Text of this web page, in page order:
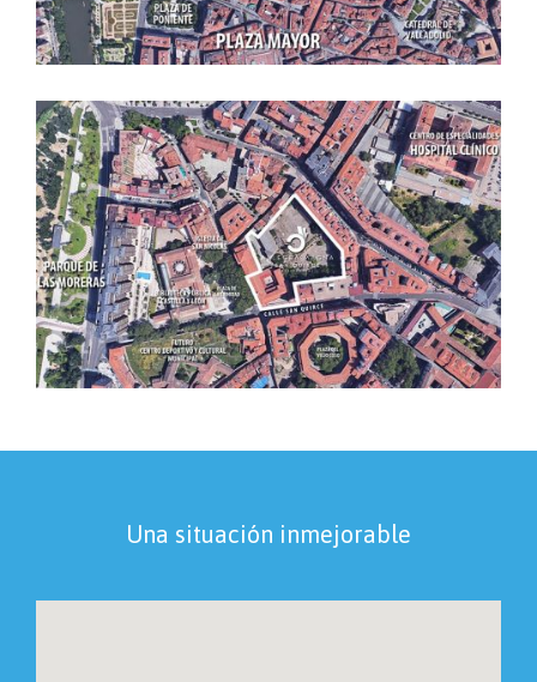
Una situación inmejorable